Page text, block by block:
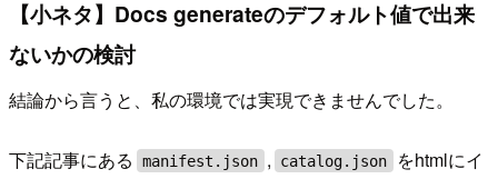
【小ネタ】Docs generateのデフォルト値で出来
ないかの検討
結論から言うと、私の環境では実現できませんでした。
下記記事にある manifest.json , catalog.json
をhtmlにイ